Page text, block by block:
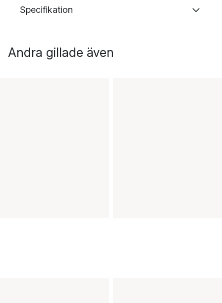
Specifikation
Andra gillade även